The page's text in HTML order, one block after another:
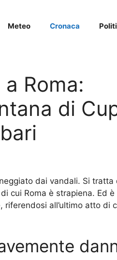
Meteo Cronaca
Roma:
di
dai vandali. Si tratta
di cui Roma è strapiena. Ed
all’ultimo atto di